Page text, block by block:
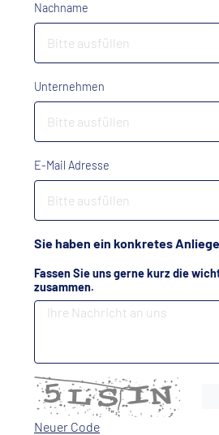
Nachname
Unternehmen
E-Mail Adresse
Sie haben ein konkretes
Fassen Sie uns gerne kurz die
zusammen.
Neuer Code